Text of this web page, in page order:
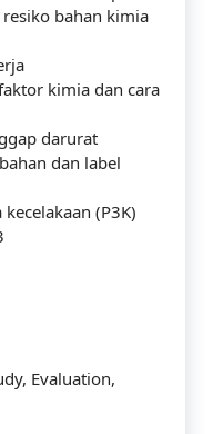
bahan kimia
kimia dan cara
darurat
dan label
(P3K)
Evaluation,